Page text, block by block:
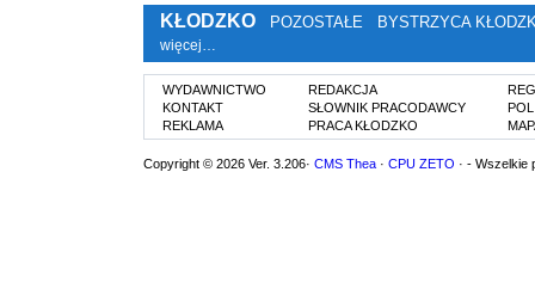
KŁODZKO POZOSTAŁE BYSTRZYCA
więcej…
WYDAWNICTWO
KONTAKT
REKLAMA
REDAKCJA
SŁOWNIK PRACODAWCY
PRACA KŁODZKO
Copyright © 2026 Ver. 3.206· CMS Thea · CPU ZETO · - Wszelkie